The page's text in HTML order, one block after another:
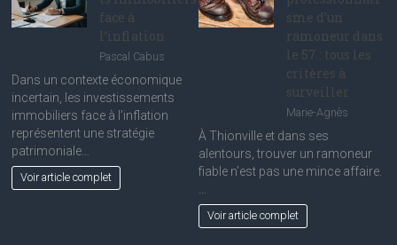
face à
l’inflation
Pascal Cabus
Dans un contexte économique
incertain, les investissements
immobiliers face à l’inflation
représentent une stratégie
patrimoniale…
Voir article complet
sme d’un
ramoneur dans
le 57 : tous les
critères à
surveiller
Marie-Agnès
À Thionville et dans ses
alentours, trouver un ramoneur
fiable n’est pas une mince affaire.
Voir article complet